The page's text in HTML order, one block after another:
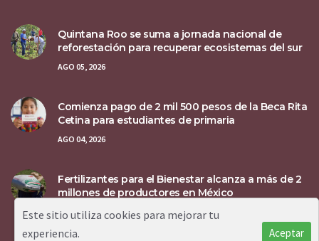
Quintana Roo se suma a jornada nacional de
reforestación para recuperar ecosistemas del sur
AGO 05, 2026
Comienza pago de 2 mil 500 pesos de la Beca Rita
Cetina para estudiantes de primaria
AGO 04, 2026
Fertilizantes para el Bienestar alcanza a más de 2
millones de productores en México
AGO 04, 2026
Este sitio utiliza cookies para mejorar tu
experiencia.
Aceptar